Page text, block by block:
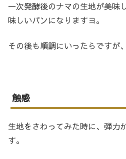
一次発酵後のナマの生地が美味
味しいパンになりますヨ。
その後も順調にいったらですが、
触感
生地をさわってみた時に、弾力
す。